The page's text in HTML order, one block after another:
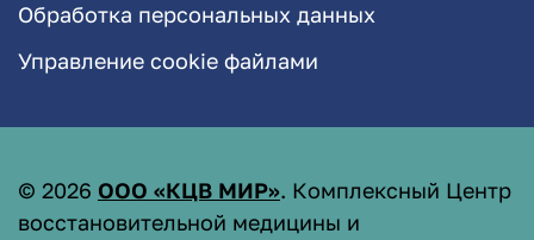
Обработка персональных данных
Управление cookie файлами
© 2026 ООО «КЦВ МИР». Комплексный Центр
восстановительной медицины и